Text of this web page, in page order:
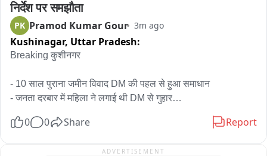
निर्देश पर समझौता
PK Pramod Kumar Gour 3m ago
Kushinagar, Uttar Pradesh:
Breaking कुशीनगर
- 10 साल पुराना जमीन विवाद DM की पहल से हुआ समाधान
- जनता दरबार में महिला ने लगाई थी DM से गुहार
लगाया आरोप
0 0 Share Report
ADVERTISEMENT